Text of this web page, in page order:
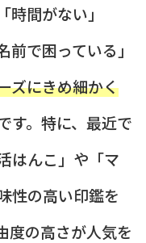
間がない」
前で困っている」
ズにきめ細かく
す。特に、最近で
はんこ」や「マ
性の高い印鑑を
度の高さが人気を